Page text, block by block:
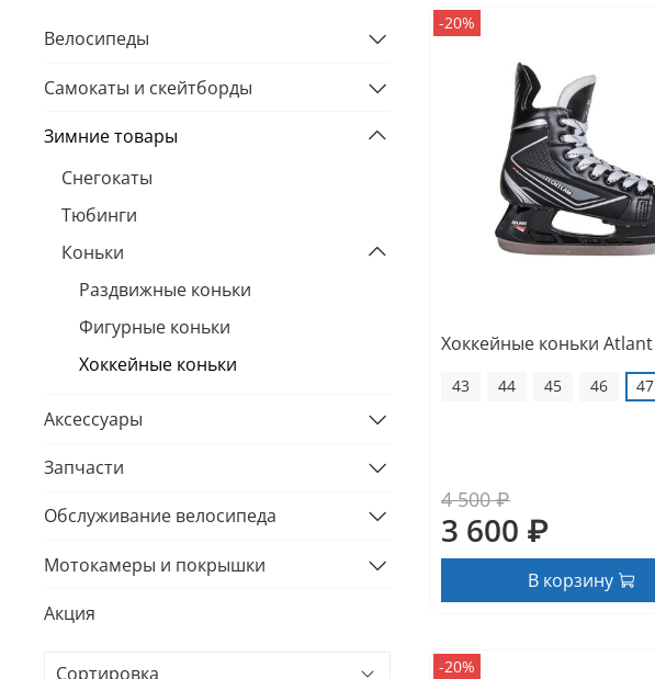
-20%
Хоккейные коньки Atlant
43 44 45 46 47
4 500 ₽
3 600 ₽
В корзину
-20%
Велосипеды
Самокаты и скейтборды
Зимние товары
Снегокаты
Тюбинги
Коньки
Раздвижные коньки
Фигурные коньки
Хоккейные коньки
Аксессуары
Запчасти
Обслуживание велосипеда
Мотокамеры и покрышки
Акция